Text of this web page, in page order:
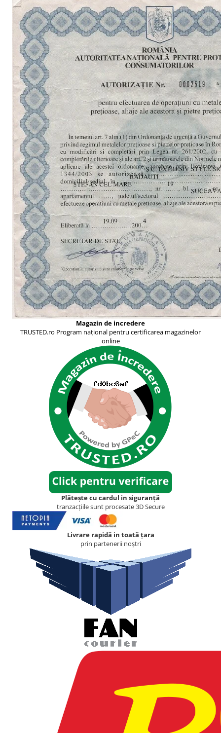
Magazin de incredere
TRUSTED.ro Program național pentru certificarea magazinelor
online
Plătește cu cardul in siguranță
tranzacțiile sunt procesate 3D Secure
Livrare rapidă in toată țara
prin partenerii noștri